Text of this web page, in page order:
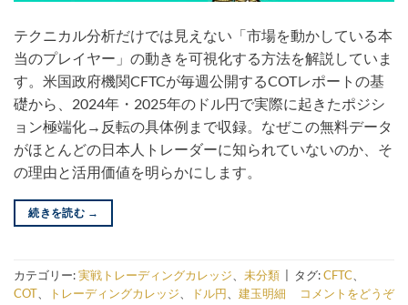
テクニカル分析だけでは見えない「市場を動かしている本
当のプレイヤー」の動きを可視化する方法を解説していま
す。米国政府機関CFTCが毎週公開するCOTレポートの基
礎から、2024年・2025年のドル円で実際に起きたポジシ
ョン極端化→反転の具体例まで収録。なぜこの無料データ
がほとんどの日本人トレーダーに知られていないのか、そ
の理由と活用価値を明らかにします。
続きを読む →
カテゴリー:実戦トレーディングカレッジ、 未分類 タグ:CFTC、
COT、 トレーディングカレッジ、 ドル円、 建玉明細 コメントをどうぞ